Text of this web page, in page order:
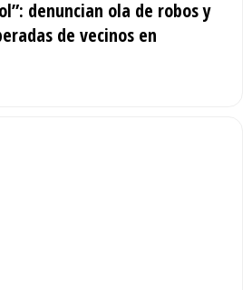
denuncian ola de robos y
de vecinos en